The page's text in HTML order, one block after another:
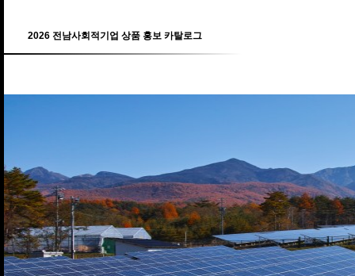
2026 전남사회적기업 상품 홍보 카탈로그